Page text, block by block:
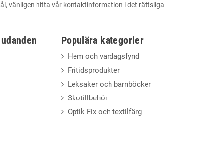
vänligen hitta vår kontaktinformation i det rättsliga
Populära kategorier
Hem och vardagsfynd
Fritidsprodukter
Leksaker och barnböcker
Skotillbehör
Optik Fix och textilfärg